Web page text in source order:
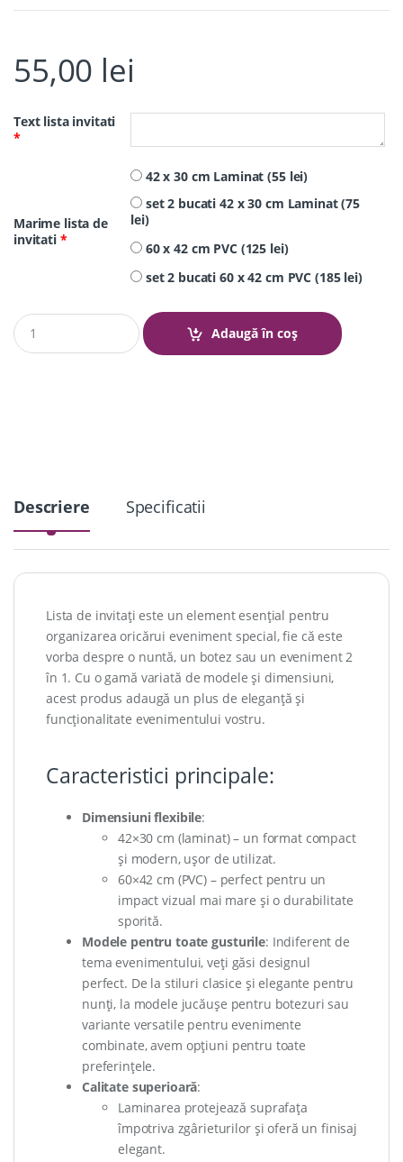
55,00 lei
Text lista invitati
*
Marime lista de
invitati *
42 x 30 cm Laminat (55 lei)
set 2 bucati 42 x 30 cm Laminat (75
lei)
60 x 42 cm PVC (125 lei)
set 2 bucati 60 x 42 cm PVC (185 lei)
Q
u
a
Adaugă în coș
Descriere Specificatii
Lista de invitați este un element esențial pentru
organizarea oricărui eveniment special, fie că este
vorba despre o nuntă, un botez sau un eveniment 2
în 1. Cu o gamă variată de modele și dimensiuni,
acest produs adaugă un plus de eleganță și
funcționalitate evenimentului vostru.
Caracteristici principale:
Dimensiuni flexibile:
42×30 cm (laminat) – un format compact
și modern, ușor de utilizat.
60×42 cm (PVC) – perfect pentru un
impact vizual mai mare și o durabilitate
sporită.
Modele pentru toate gusturile: Indiferent de
tema evenimentului, veți găsi designul
perfect. De la stiluri clasice și elegante pentru
nunți, la modele jucăușe pentru botezuri sau
variante versatile pentru evenimente
combinate, avem opțiuni pentru toate
preferințele.
Calitate superioară:
Laminarea protejează suprafața
împotriva zgârieturilor și oferă un finisaj
elegant.